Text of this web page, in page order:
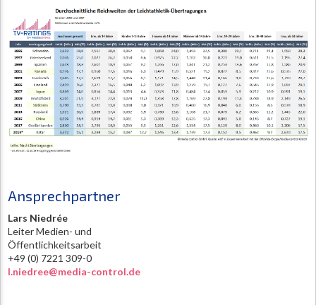
Ansprechpartner
Lars Niedrée
Leiter Medien- und
Öffentlichkeitsarbeit
+49 (0) 7221 309-0
l.niedree@media-control.de